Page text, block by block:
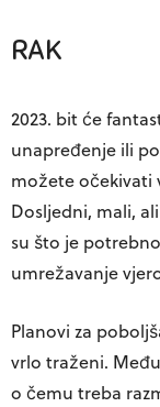
RAK
2023. bit će
unapređenje ili
možete očekivati
Dosljedni, mali,
su što je
umrežavanje
Planovi za
vrlo traženi.
o čemu treba